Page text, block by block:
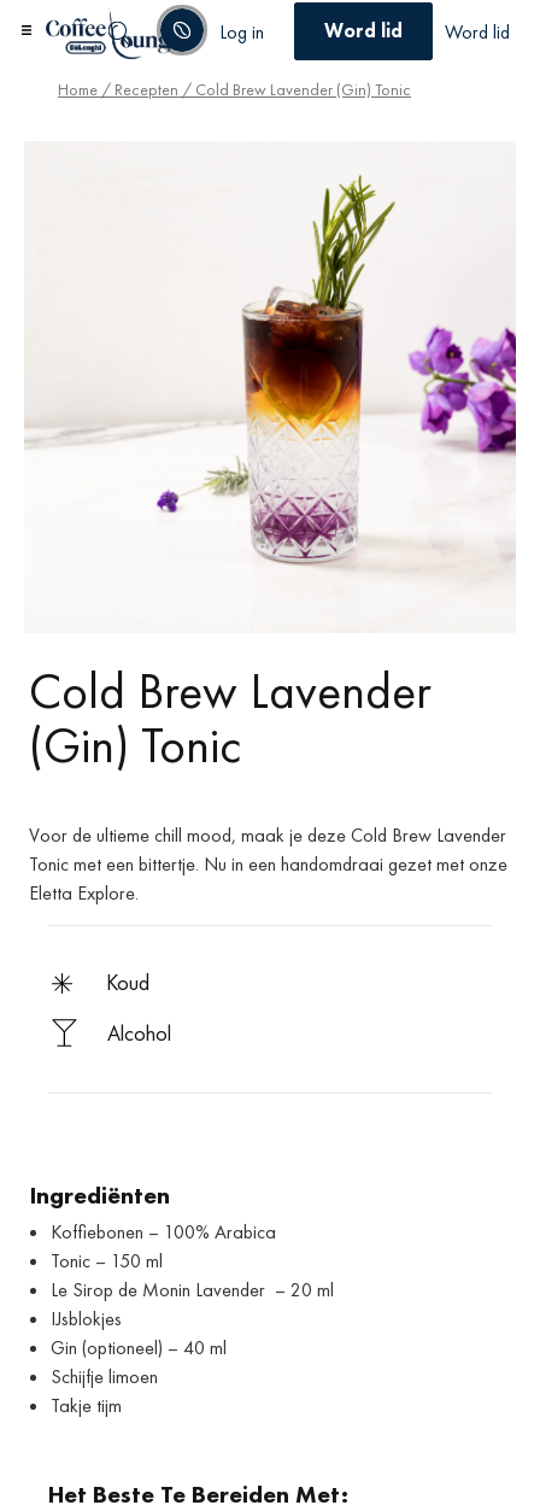
Log in Word lid Word lid
Home / Recepten / Cold Brew Lavender (Gin) Tonic
Cold Brew Lavender
(Gin) Tonic
Voor de ultieme chill mood, maak je deze Cold Brew Lavender
Tonic met een bittertje. Nu in een handomdraai gezet met onze
Eletta Explore.
koud
Alcohol
Ingrediënten
Koffiebonen – 100% Arabica
Tonic – 150 ml
Le Sirop de Monin Lavender – 20 ml
IJsblokjes
Gin (optioneel) – 40 ml
Schijfje limoen
Takje tijm
Het Beste Te Bereiden Met: